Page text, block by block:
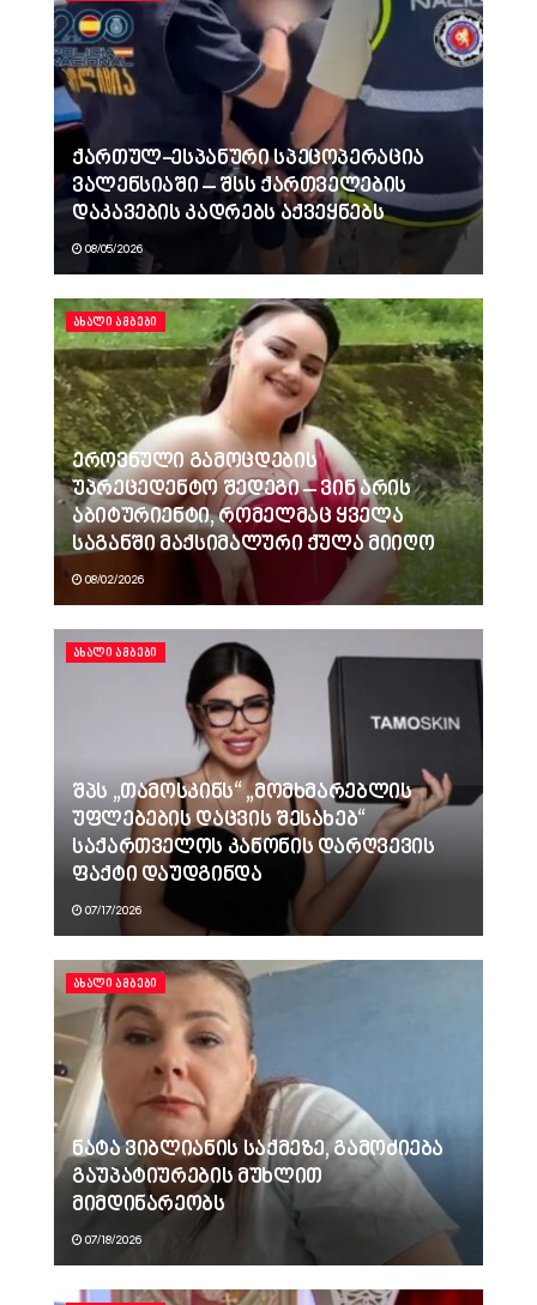
ქართულ-ესპანური სპეცოპერაცია
ვალენსიაში – შსს ქართველების
დაკავების კადრებს აქვეყნებს
08/05/2026
ᲐᲮᲐᲚᲘ ᲐᲛᲑᲔᲑᲘ
ეროვნული გამოცდების
უპრეცედენტო შედეგი – ვინ არის
აბიტურიენტი, რომელმაც ყველა
საგანში მაქსიმალური ქულა მიიღო
08/02/2026
ᲐᲮᲐᲚᲘ ᲐᲛᲑᲔᲑᲘ
შპს „თამოსკინს“ „მომხმარებლის
უფლებების დაცვის შესახებ“
საქართველოს კანონის დარღვევის
ფაქტი დაუდგინდა
07/17/2026
ᲐᲮᲐᲚᲘ ᲐᲛᲑᲔᲑᲘ
ნატა ვიბლიანის საქმეზე, გამოძიება
გაუპატიურების მუხლით
მიმდინარეობს
07/18/2026